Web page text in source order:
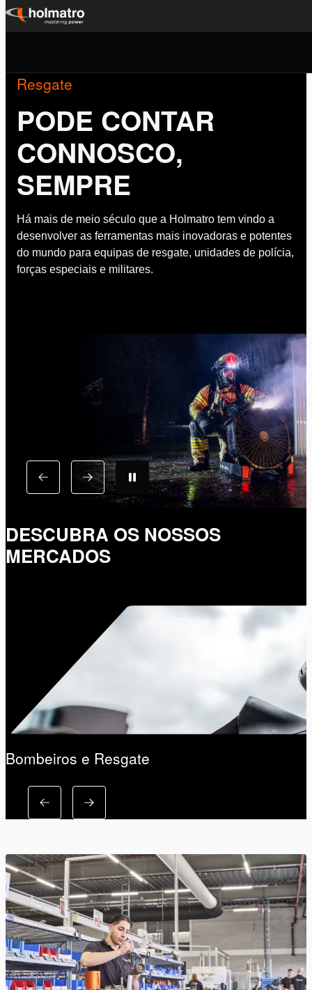
Ir
conteúdo
Resgate
PODE CONTAR
CONNOSCO,
SEMPRE
Há mais de meio século que a Holmatro tem vindo a
desenvolver as ferramentas mais inovadoras e potentes
do mundo para equipas de resgate, unidades de polícia,
forças especiais e militares.
DESCUBRA OS NOSSOS
MERCADOS
Bombeiros e Resgate